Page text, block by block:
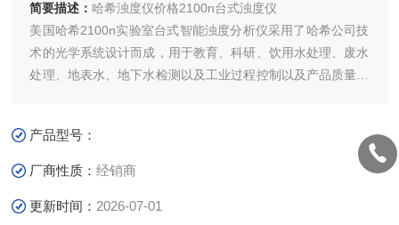
简要描述： 哈希浊度仪价格2100n台式浊度仪
美国哈希2100n实验室台式智能浊度分析仪采用了哈希公司技
术的光学系统设计而成，用于教育、科研、饮用水处理、废水
处理、地表水、地下水检测以及工业过程控制以及产品质量控
产品型号：
厂商性质：经销商
更新时间： 2026-07-01